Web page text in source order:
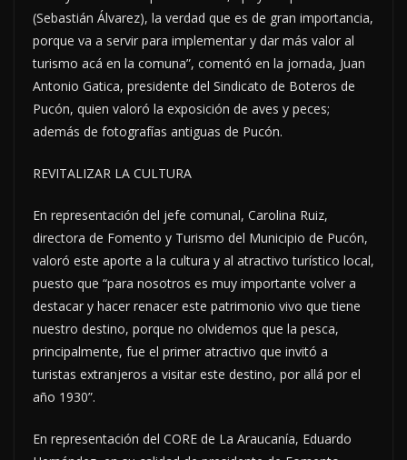
(Sebastián Álvarez), la verdad que es de gran importancia,
porque va a servir para implementar y dar más valor al
turismo acá en la comuna”, comentó en la jornada, Juan
Antonio Gatica, presidente del Sindicato de Boteros de
Pucón, quien valoró la exposición de aves y peces;
además de fotografías antiguas de Pucón.
REVITALIZAR LA CULTURA
En representación del jefe comunal, Carolina Ruiz,
directora de Fomento y Turismo del Municipio de Pucón,
valoró este aporte a la cultura y al atractivo turístico local,
puesto que “para nosotros es muy importante volver a
destacar y hacer renacer este patrimonio vivo que tiene
nuestro destino, porque no olvidemos que la pesca,
principalmente, fue el primer atractivo que invitó a
turistas extranjeros a visitar este destino, por allá por el
año 1930”.
En representación del CORE de La Araucanía, Eduardo